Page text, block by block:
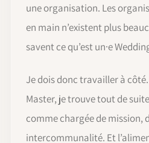
une organisation. Les
en main n’existent plus
savent ce qu’est un·e
Je dois donc travailler à
Master, je trouve tout de
comme chargée de mission,
intercommunalité. Et